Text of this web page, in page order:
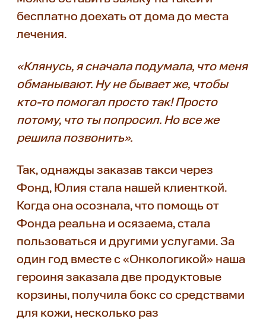
бесплатно доехать от дома до места
лечения.
«Клянусь, я сначала подумала, что меня
обманывают. Ну не бывает же, чтобы
кто-то помогал просто так! Просто
потому, что ты попросил. Но все же
решила позвонить».
Так, однажды заказав такси через
Фонд, Юлия стала нашей клиенткой.
Когда она осознала, что помощь от
Фонда реальна и осязаема, стала
пользоваться и другими услугами. За
один год вместе с «Онкологикой» наша
героиня заказала две продуктовые
корзины, получила бокс со средствами
для кожи, несколько раз